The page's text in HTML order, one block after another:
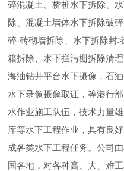
碎混凝土、桥桩水下拆除、
除、混凝土墙体水下拆除破
碎-砖砌墙拆除、水下拆除封
箱拆除、水下拦污栅拆除清
海油钻井平台水下摄像，石
水下录像摄像取证，等港行
水作业施工队伍，技术力量
库等水下工程作业，具有良
成各类水下工程任务。公司
国各地，对各种高、大、难